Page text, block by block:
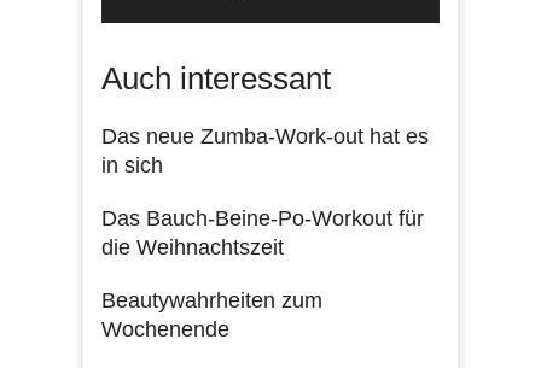
Auch interessant
Das neue Zumba-Work-out hat es
in sich
Das Bauch-Beine-Po-Workout für
die Weihnachtszeit
Beautywahrheiten zum
Wochenende